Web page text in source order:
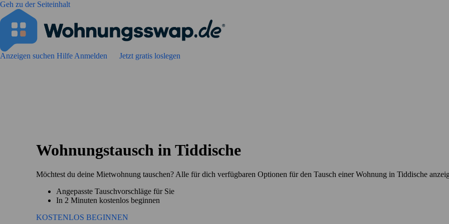
Geh zu der Seiteinhalt
Anzeigen suchen Hilfe Anmelden Jetzt gratis loslegen
Wohnungstausch in Tiddische
Möchtest du deine Mietwohnung tauschen? Alle für dich verfügbaren Optionen für den Tausch einer Wohnung in Tiddische
Angepasste Tauschvorschläge für Sie
In 2 Minuten kostenlos beginnen
KOSTENLOS BEGINNEN